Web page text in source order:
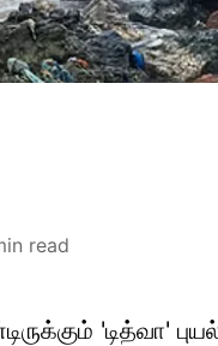
read
'டித்வா'